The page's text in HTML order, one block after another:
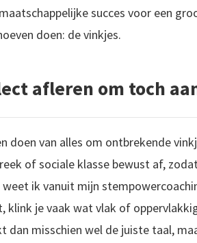
succes voor een
doen: de vinkjes.
afleren om toch
doen van alles om ontbrekende
of sociale klasse bewust af,
ik vanuit mijn
klink je vaak wat vlak of
dan misschien wel de juiste taal,